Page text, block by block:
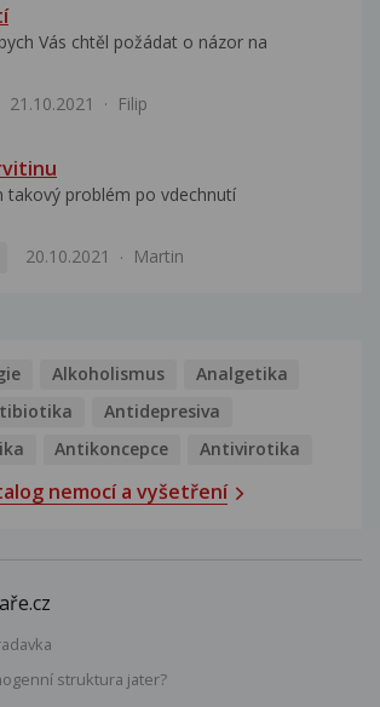
Vás chtěl požádat o názor na
21.10.2021 Filip
takový problém po vdechnutí
20.10.2021 Martin
Alkoholismus
Analgetika
Antidepresiva
Antikoncepce Antivirotika
nemocí a vyšetření
struktura jater?